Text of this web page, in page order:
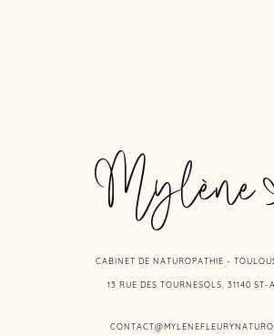
CABINET DE NATUROPATHIE -
13 RUE DES TOURNESOLS, 31140 ST-